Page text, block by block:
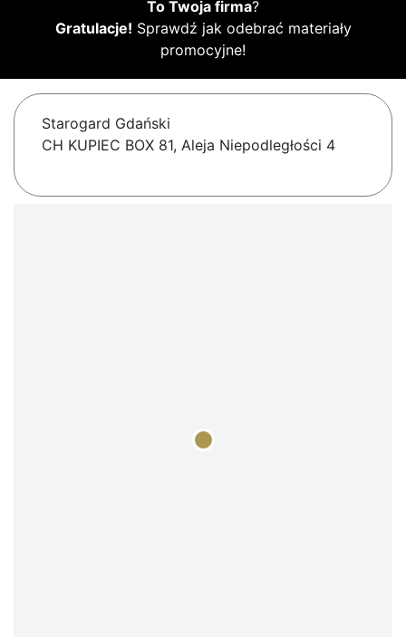
To Twoja firma?
Gratulacje! Sprawdź jak odebrać materiały
promocyjne!
Starogard Gdański
CH KUPIEC BOX 81, Aleja Niepodległości 4